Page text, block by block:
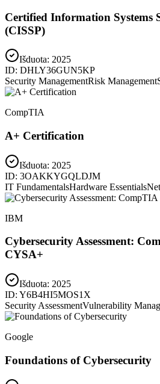
Certified Information Systems
(CISSP)
Išduota: 2025
ID: DHLY36GUN5KP
Security ManagementRisk Management
CompTIA
A+ Certification
Išduota: 2025
ID: 3OAKKYGQLDJM
IT FundamentalsHardware Essentials
IBM
Cybersecurity Assessment:
CYSA+
Išduota: 2025
ID: Y6B4HI5MOS1X
Security AssessmentVulnerability
Google
Foundations of Cybersecurity